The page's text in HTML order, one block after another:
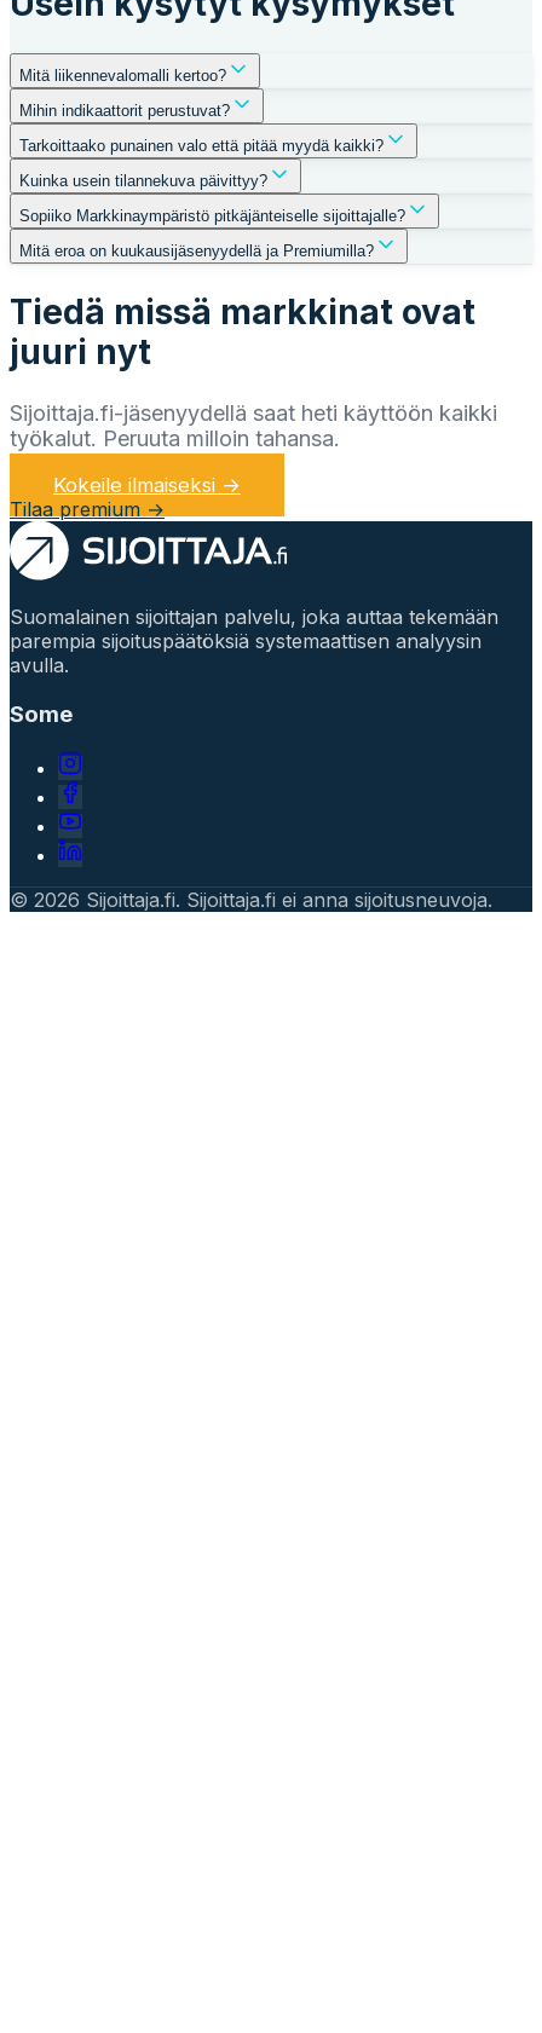
Mitä liikennevalomalli kertoo?
Mihin indikaattorit perustuvat?
Tarkoittaako punainen valo että pitää myydä kaikki?
Kuinka usein tilannekuva päivittyy?
Sopiiko Markkinaympäristö pitkäjänteiselle sijoittajalle?
Mitä eroa on kuukausijäsenyydellä ja Premiumilla?
Tiedä missä markkinat ovat
juuri nyt
Sijoittaja.fi-jäsenyydellä saat heti käyttöön kaikki
työkalut. Peruuta milloin tahansa.
Kokeile ilmaiseksi →
Tilaa premium →
Suomalainen sijoittajan palvelu, joka auttaa tekemään
parempia sijoituspäätöksiä systemaattisen analyysin
avulla.
Some
© 2026 Sijoittaja.fi. Sijoittaja.fi ei anna sijoitusneuvoja.